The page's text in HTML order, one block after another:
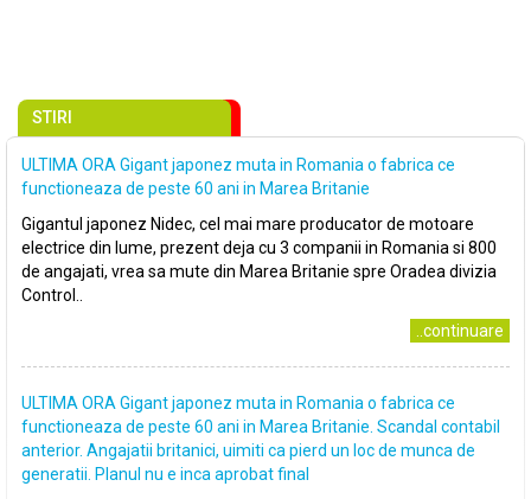
STIRI
ULTIMA ORA Gigant japonez muta in Romania o fabrica ce
functioneaza de peste 60 ani in Marea Britanie
Gigantul japonez Nidec, cel mai mare producator de motoare
electrice din lume, prezent deja cu 3 companii in Romania si 800
de angajati, vrea sa mute din Marea Britanie spre Oradea divizia
Control..
..continuare
ULTIMA ORA Gigant japonez muta in Romania o fabrica ce
functioneaza de peste 60 ani in Marea Britanie. Scandal contabil
anterior. Angajatii britanici, uimiti ca pierd un loc de munca de
generatii. Planul nu e inca aprobat final